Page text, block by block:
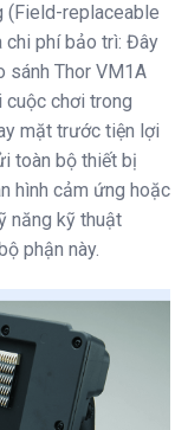
(Field-replaceable
chi phí bảo trì: Đây
sánh Thor VM1A
cuộc chơi trong
mặt trước tiện lợi
toàn bộ thiết bị
hình cảm ứng hoặc
năng kỹ thuật
phận này.